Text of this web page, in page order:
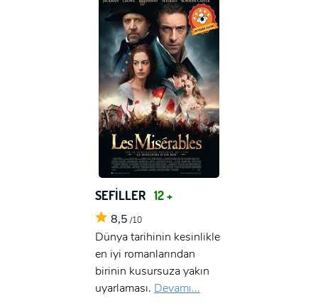
SEFİLLER 12 +
8,5 /10
Dünya tarihinin kesinlikle
en iyi romanlarından
birinin kusursuza yakın
uyarlaması. Devamı...